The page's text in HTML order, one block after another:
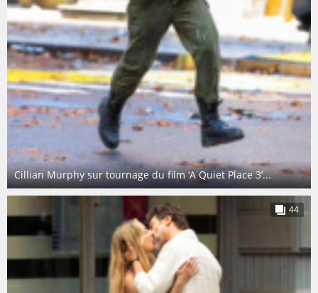
Cillian Murphy sur tournage du film ‘A Quiet Place 3’...
44